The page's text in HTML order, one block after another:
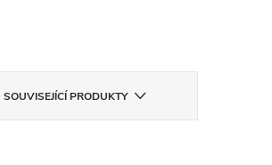
SOUVISEJÍCÍ PRODUKTY